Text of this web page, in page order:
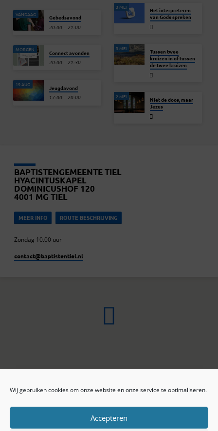
Wij gebruiken cookies om onze website en onze service te optimaliseren.
Accepteren
VANDAAG Gebedsavond
20:00 – 21:00
MORGEN Connect avonden
20:00 – 21:30
19 AUG Jeugdavond
17:00 – 20:00
3 MEI
Het interpreteren
van Gods spreken
3 MEI
Tussen twee
kruizen in of tussen
de twee kruizen
2 MEI
Niet de doos, maar
Jezus
BAPTISTENGEMEENTE TIEL
HYACINTUSKAPEL
DOMINICUSHOF 120
4001 MG TIEL
MEER INFO ROUTE BESCHRIJVING
Zondag 10.00 uur
contact​@baptistentiel.nl
ONLINE ARCHIEF
Privacy beleid